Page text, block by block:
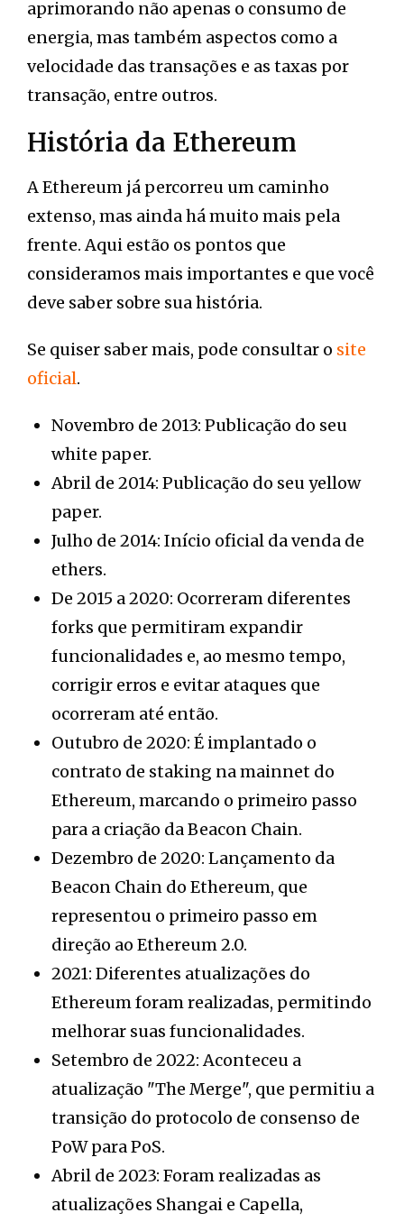
aprimorando não apenas o consumo de
energia, mas também aspectos como a
velocidade das transações e as taxas por
transação, entre outros.
História da Ethereum
A Ethereum já percorreu um caminho
extenso, mas ainda há muito mais pela
frente. Aqui estão os pontos que
consideramos mais importantes e que você
deve saber sobre sua história.
Se quiser saber mais, pode consultar o site
oficial.
Novembro de 2013: Publicação do seu
white paper.
Abril de 2014: Publicação do seu yellow
paper.
Julho de 2014: Início oficial da venda de
ethers.
De 2015 a 2020: Ocorreram diferentes
forks que permitiram expandir
funcionalidades e, ao mesmo tempo,
corrigir erros e evitar ataques que
ocorreram até então.
Outubro de 2020: É implantado o
contrato de staking na mainnet do
Ethereum, marcando o primeiro passo
para a criação da Beacon Chain.
Dezembro de 2020: Lançamento da
Beacon Chain do Ethereum, que
representou o primeiro passo em
direção ao Ethereum 2.0.
2021: Diferentes atualizações do
Ethereum foram realizadas, permitindo
melhorar suas funcionalidades.
Setembro de 2022: Aconteceu a
atualização "The Merge", que permitiu a
transição do protocolo de consenso de
PoW para PoS.
Abril de 2023: Foram realizadas as
atualizações Shangai e Capella,